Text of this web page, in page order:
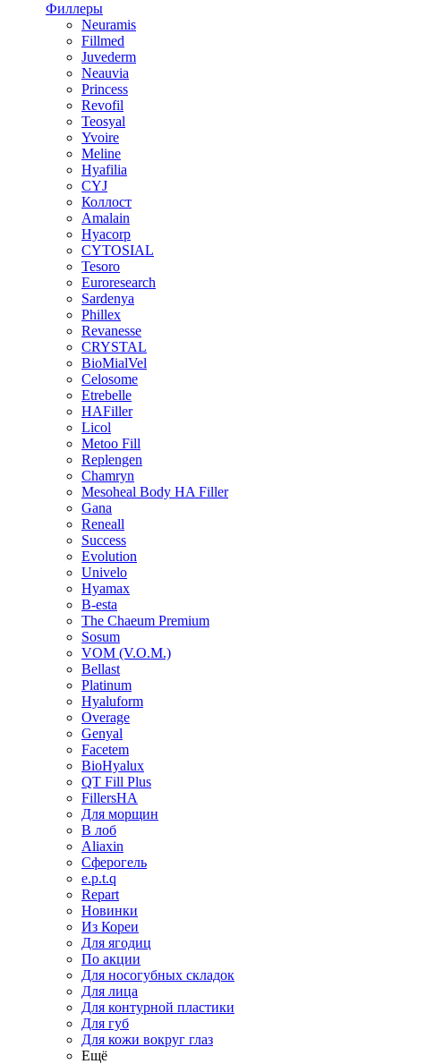
Филлеры
Neuramis
Fillmed
Juvederm
Neauvia
Princess
Revofil
Teosyal
Yvoire
Meline
Hyafilia
CYJ
Коллост
Amalain
Hyacorp
CYTOSIAL
Tesoro
Euroresearch
Sardenya
Phillex
Revanesse
CRYSTAL
BioMialVel
Celosome
Etrebelle
HAFiller
Licol
Metoo Fill
Replengen
Chamryn
Mesoheal Body HA Filler
Gana
Reneall
Success
Evolution
Univelo
Hyamax
B-esta
The Chaeum Premium
Sosum
VOM (V.O.M.)
Bellast
Platinum
Hyaluform
Overage
Genyal
Facetem
BioHyalux
QT Fill Plus
FillersHA
Для морщин
В лоб
Aliaxin
Сферогель
e.p.t.q
Repart
Новинки
Из Кореи
Для ягодиц
По акции
Для носогубных складок
Для лица
Для контурной пластики
Для губ
Для кожи вокруг глаз
Ещё